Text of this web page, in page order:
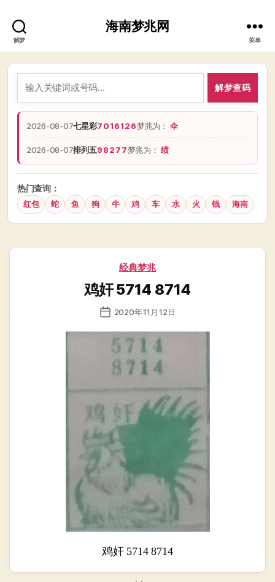
解梦
海南梦兆网
菜单
解梦查码
2026-08-07七星彩7016126梦兆为：伞
2026-08-07排列五98277梦兆为：绩
热门查询：
红包 蛇 鱼 狗 牛 鸡 车 水 火 钱 海南
分
经典梦兆
鸡奸 5714 8714
发
日
2020年11月12日
鸡奸 5714 8714